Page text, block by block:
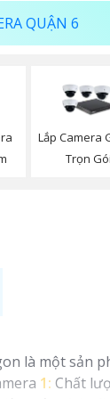
QUẬN 6
Lắp Camera
Trọn Gói
là một sản
1: Chất